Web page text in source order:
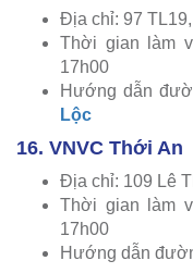
Địa chỉ: 97
Thời gian làm
17h00
Hướng dẫn
Lộc
16. VNVC Thới An
Địa chỉ: 109 Lê
Thời gian làm
17h00
Hướng dẫn